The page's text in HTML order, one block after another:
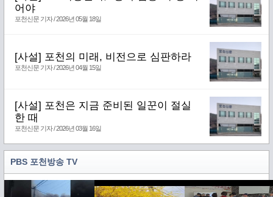
어야
포천신문 기자 / 2026년 05월 18일
[사설] 포천의 미래, 비전으로 심판하라
포천신문 기자 / 2026년 04월 15일
[사설] 포천은 지금 준비된 일꾼이 절실
한 때
포천신문 기자 / 2026년 03월 16일
PBS 포천방송 TV